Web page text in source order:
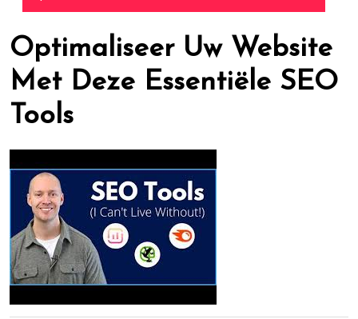
Optimaliseer Uw Website
Met Deze Essentiële SEO
Tools